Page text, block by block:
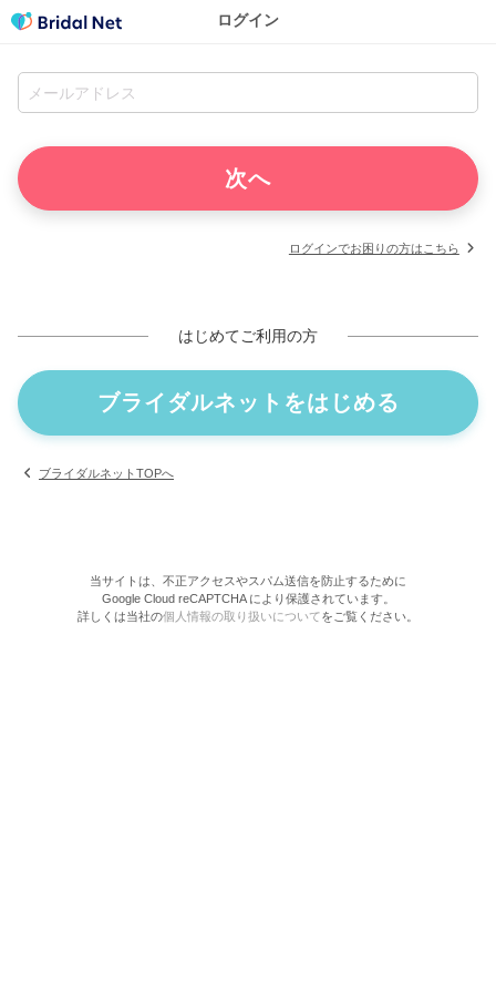
ログイン
ログインでお困りの方はこちら
はじめてご利用の方
ブライダルネットをはじめる
ブライダルネットTOPへ
当サイトは、不正アクセスやスパム送信を防止するために
Google Cloud reCAPTCHA により保護されています。
詳しくは当社の個人情報の取り扱いについてをご覧ください。